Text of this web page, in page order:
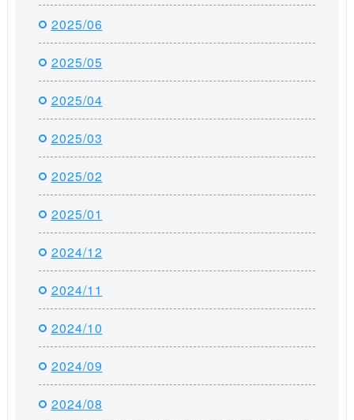
2025/06
2025/05
2025/04
2025/03
2025/02
2025/01
2024/12
2024/11
2024/10
2024/09
2024/08